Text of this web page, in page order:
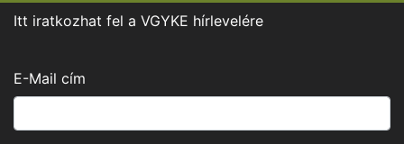
Itt iratkozhat fel a VGYKE hírlevelére
E-Mail cím